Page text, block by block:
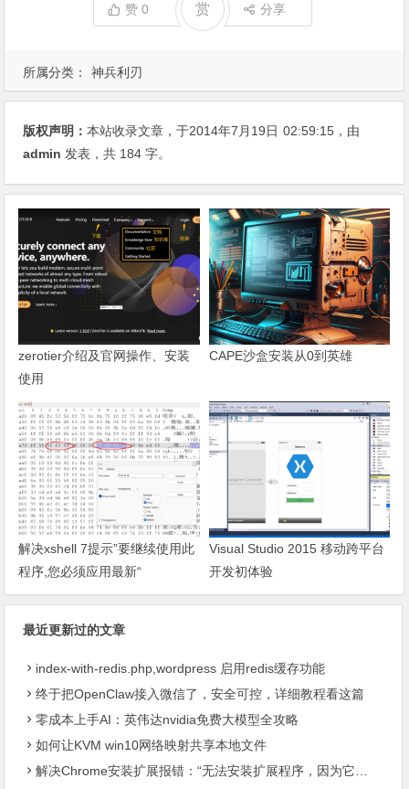
所属分类： 神兵利刃
赞0 赏 分享
版权声明：本站收录文章，于2014年7月19日 02:59:15 ，由
admin 发表，共 184 字。
zerotier介绍及官网操作、安装
使用
CAPE沙盒安装从0到英雄
解决xshell 7提示”要继续使用此
程序,您必须应用最新“
Visual Studio 2015 移动跨平台
开发初体验
最近更新过的文章
index-with-redis.php,wordpress 启用redis缓存功能
终于把OpenClaw接入微信了，安全可控，详细教程看这篇
零成本上手AI：英伟达nvidia免费大模型全攻略
如何让KVM win10网络映射共享本地文件
解决Chrome安装扩展报错：“无法安装扩展程序，因为它使用了不受支持的清单版本“